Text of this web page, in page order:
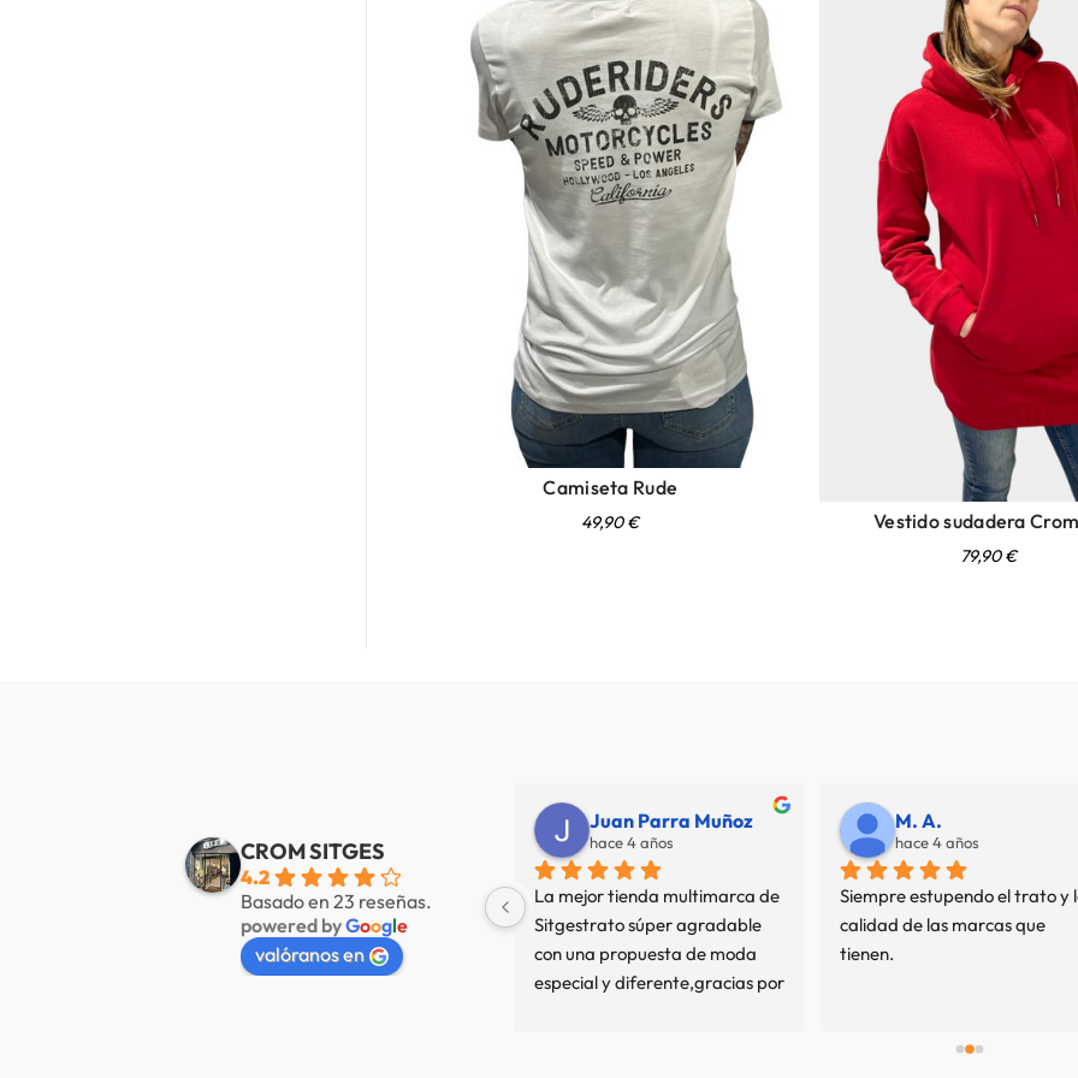
Camiseta Rude
49,90€ Vestido sudadera
79,90€
CROM SITGES
4.2
Basado en 23 reseñas.
powered byGoogle
valóranos en
hace 3 años
Nuestra tienda favorita en
Sitges, servicio de primer nivel.
Juan Parra Muñoz
hace 4 años
La mejor tienda multimarca de
Sitgestrato súper agradable
con una propuesta de moda
especial y diferente,gracias por
M. A.
hace 4 años
Siempre estupendo el trato y
calidad de las marcas que
tienen.